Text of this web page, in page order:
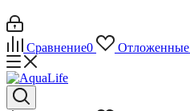
Сравнение0 Отложенные